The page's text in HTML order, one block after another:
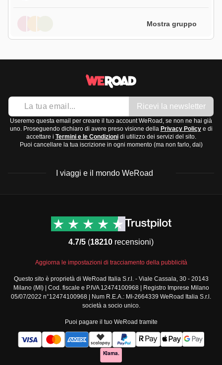
Mostra gruppo
Ricevi la newsletter
Useremo questa email per creare il tuo account WeRoad, se non ne hai già
uno. Proseguendo dichiaro di avere preso visione della Privacy Policye di
accettare i Termini e le Condizionidi utilizzo dei servizi del sito.
Puoi cancellare la tua iscrizione in ogni momento (ma non farlo, dai)
I viaggi e il mondo WeRoad
Viaggi di gruppo Nord
Viaggi di gruppo Centro
Viaggi di gruppo Sud
America
Viaggi di gruppo Africa
Viaggi di gruppo Medio
Viaggi di gruppo Asia
Viaggi di gruppo Europa
Viaggi di gruppo Nord
Contatti
Termini e condizioni
Condizioni generali
standard
Policy annullamento
viaggio
Cookie policy
Privacy policy
Security
4.7/5 (18210 recensioni)
Aggiorna le impostazioni di tracciamento della pubblicità
Questo sito è proprietà di WeRoad Italia S.r.l. - Viale Cassala, 30 - 20143
Milano (MI) | Cod. fiscale e P.IVA 12474100968 | Registro Imprese Milano
05/07/2022 n°12474100968 | Num R.E.A.: MI-2664339 WeRoad Italia S.r.l.
società a socio unico.
Puoi pagare il tuo WeRoad tramite